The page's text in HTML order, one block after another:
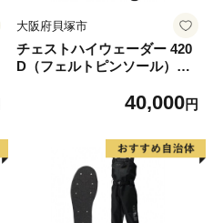
大阪府貝塚市
チェストハイウェーダー 420
D（フェルトピンソール）OH
40,000円